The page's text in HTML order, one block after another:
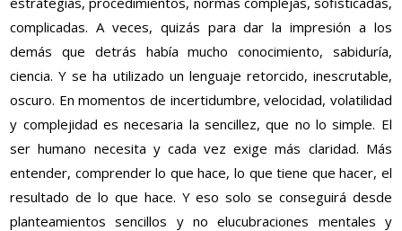
complicadas. A veces, quizás para dar la impresión a los
demás que detrás había mucho conocimiento, sabiduría,
ciencia. Y se ha utilizado un lenguaje retorcido, inescrutable,
oscuro. En momentos de incertidumbre, velocidad, volatilidad
y complejidad es necesaria la sencillez, que no lo simple. El
ser humano necesita y cada vez exige más claridad. Más
entender, comprender lo que hace, lo que tiene que hacer, el
resultado de lo que hace. Y eso solo se conseguirá desde
planteamientos sencillos y no elucubraciones mentales y